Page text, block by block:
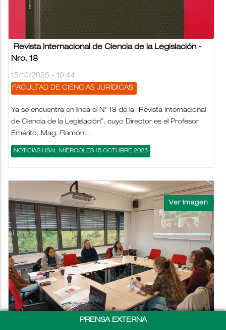
Revista Internacional de Ciencia de la Legislación -
Nro. 18
15/10/2025 - 10:44
FACULTAD DE CIENCIAS JURÍDICAS
Ya se encuentra en línea el N° 18 de la “Revista Internacional
de Ciencia de la Legislación”, cuyo Director es el Profesor
Emérito, Mag. Ramón...
NOTICIAS USAL MIÉRCOLES 15 OCTUBRE 2025
Segunda cohorte del Urban Cultures Joint Master
PRENSA EXTERNA